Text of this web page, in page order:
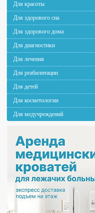
Для красоты
Для здорового сна
Для здорового дома
Для диагностики
Для лечения
Для реабилитации
Для детей
Для косметологии
Для медучреждений